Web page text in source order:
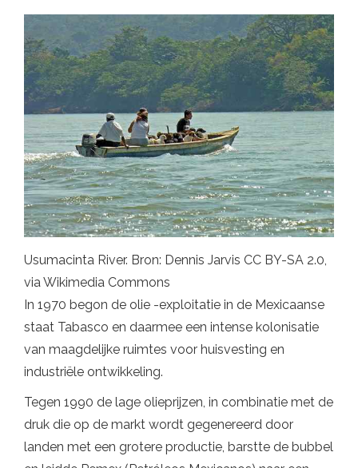
Usumacinta River. Bron: Dennis Jarvis CC BY-SA 2.0,
via Wikimedia Commons
In 1970 begon de olie -exploitatie in de Mexicaanse
staat Tabasco en daarmee een intense kolonisatie
van maagdelijke ruimtes voor huisvesting en
industriële ontwikkeling.
Tegen 1990 de lage olieprijzen, in combinatie met de
druk die op de markt wordt gegenereerd door
landen met een grotere productie, barstte de bubbel